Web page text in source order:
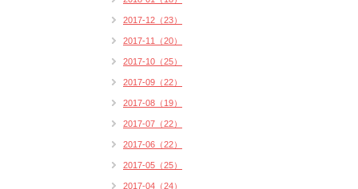
2017-12（23）
2017-11（20）
2017-10（25）
2017-09（22）
2017-08（19）
2017-07（22）
2017-06（22）
2017-05（25）
2017-04（24）